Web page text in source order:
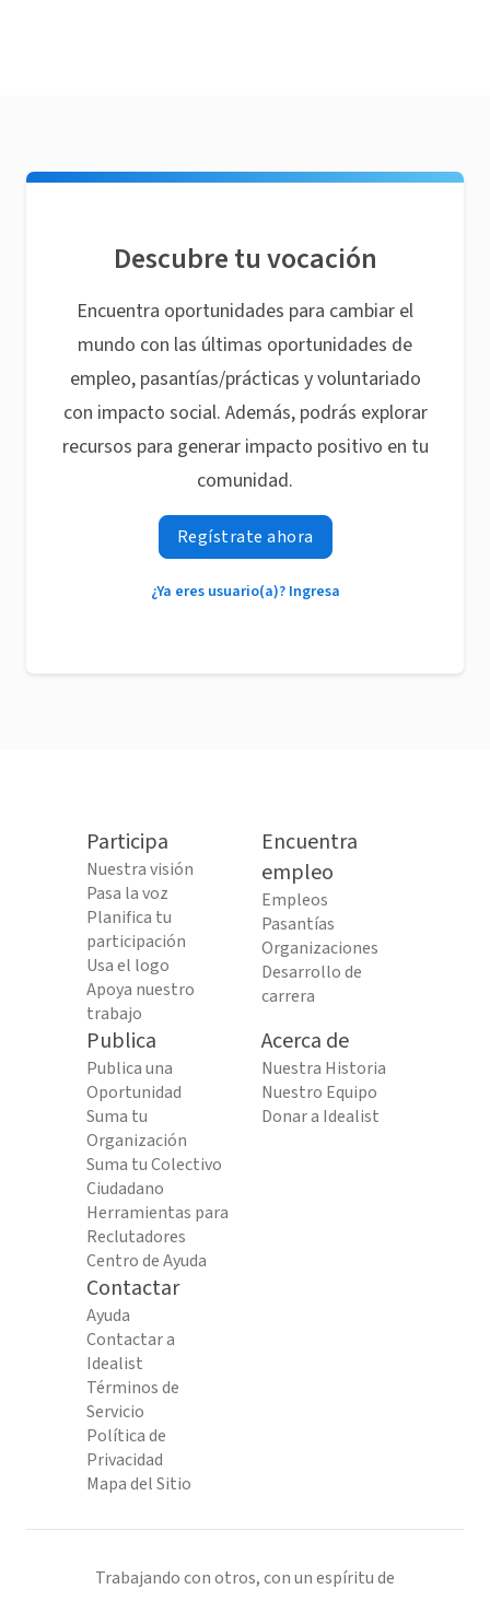
Descubre tu vocación
Encuentra oportunidades para cambiar el
mundo con las últimas oportunidades de
empleo, pasantías/prácticas y voluntariado
con impacto social. Además, podrás explorar
recursos para generar impacto positivo en tu
comunidad.
Regístrate ahora
¿Ya eres usuario(a)? Ingresa
Participa
Nuestra visión
Pasa la voz
Planifica tu
participación
Usa el logo
Apoya nuestro
trabajo
Encuentra
empleo
Empleos
Pasantías
Organizaciones
Desarrollo de
carrera
Publica
Publica una
Oportunidad
Suma tu
Organización
Suma tu Colectivo
Ciudadano
Herramientas para
Reclutadores
Centro de Ayuda
Acerca de
Nuestra Historia
Nuestro Equipo
Donar a Idealist
Contactar
Ayuda
Contactar a
Idealist
Términos de
Servicio
Política de
Privacidad
Mapa del Sitio
Trabajando con otros, con un espíritu de